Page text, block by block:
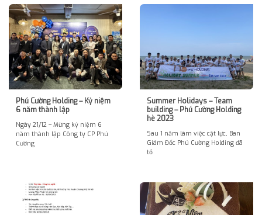
Phú Cường Holding – Kỷ niệm
6 năm thành lập
Ngày 21/12 – Mừng kỷ niệm 6
năm thành lập Công ty CP Phú
Cường
Summer Holidays – Team
building – Phú Cường Holding
hè 2023
Sau 1 năm làm việc cật lực, Ban
Giám Đốc Phú Cường Holding đã
tổ